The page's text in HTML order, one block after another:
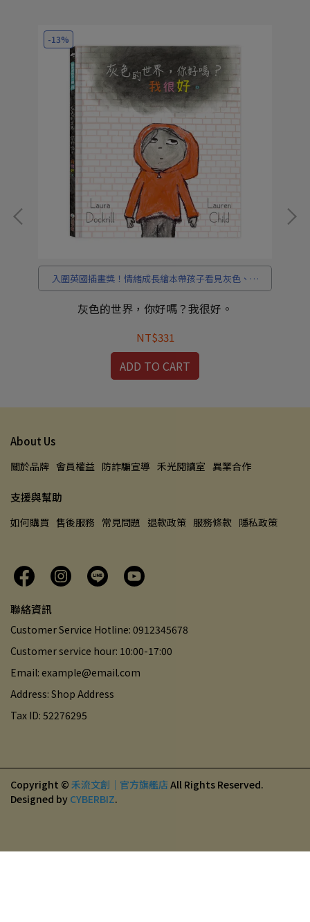
-13%
入圍英國插畫獎！情緒成長繪本帶孩子看見灰色、擁
抱色彩，學會接納自我。
灰色的世界，你好嗎？我很好。
NT$331
ADD TO CART
About Us
關於品牌 會員權益 防詐騙宣導 禾光閱讀室 異業合作
支援與幫助
如何購買 售後服務 常見問題 退款政策 服務條款 隱私政策
聯絡資訊
Customer Service Hotline: 0912345678
Customer service hour: 10:00-17:00
Email: example@email.com
Address: Shop Address
Tax ID: 52276295
Copyright © 禾流文創｜官方旗艦店All Rights Reserved.
Designed by CYBERBIZ.